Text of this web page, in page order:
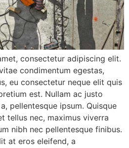
consectetur adipiscing elit.
condimentum egestas,
eu consectetur neque elit quis
est. Nullam ac justo
pellentesque ipsum. Quisque
tellus nec, maximus viverra
nibh nec pellentesque finibus.
at eros eleifend, a